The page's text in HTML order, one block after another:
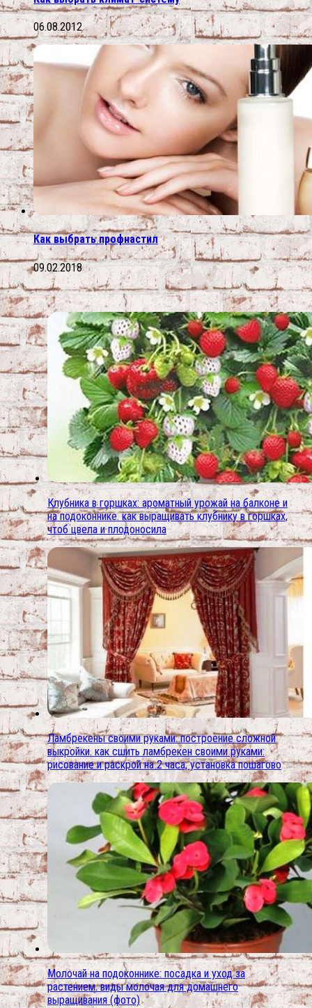
06.08.2012
Как выбрать профнастил
09.02.2018
Клубника в горшках: ароматный урожай на балконе и
на подоконнике. как выращивать клубнику в горшках,
чтоб цвела и плодоносила
Ламбрекены своими руками: построение сложной
выкройки. как сшить ламбрекен своими руками:
рисование и раскрой на 2 часа, установка пошагово
Молочай на подоконнике: посадка и уход за
растением. виды молочая для домашнего
выращивания (фото)